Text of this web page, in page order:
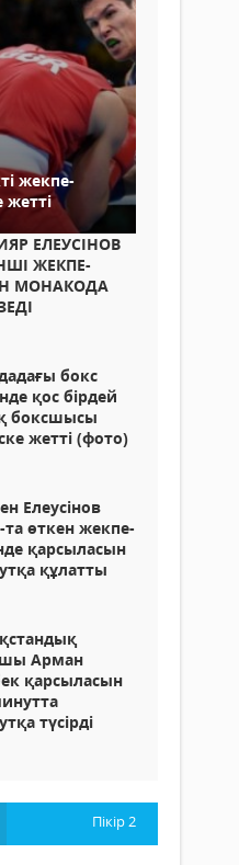
жекпе-
жетті
ЕЛЕУСІНОВ
ЖЕКПЕ-
МОНАКОДА
бокс
қос бірдей
боксшысы
жетті (фото)
Елеусінов
өткен жекпе-
қарсыласын
құлатты
Арман
қарсыласын
түсірді
Пікір2